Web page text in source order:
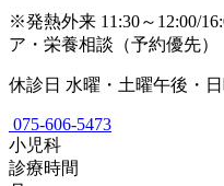
※発熱外来 11:30～12:00/
ア・栄養相談（予約優先）
休診日 水曜・土曜午後・
075-606-5473
小児科
診療時間